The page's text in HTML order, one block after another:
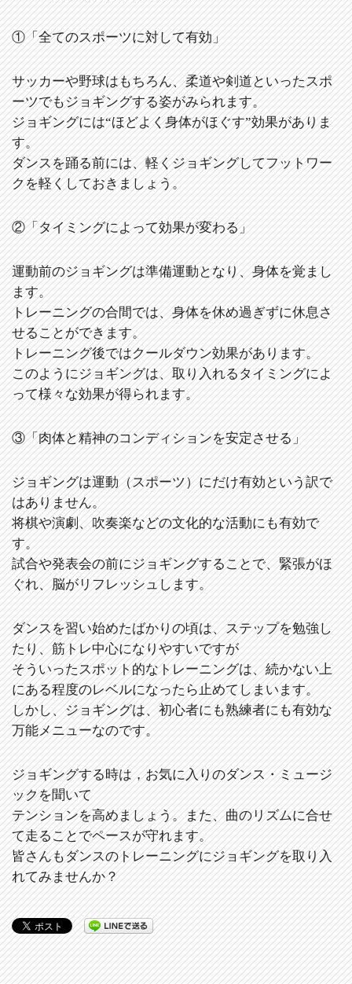
①「全てのスポーツに対して有効」
サッカーや野球はもちろん、柔道や剣道といったスポ
ーツでもジョギングする姿がみられます。
ジョギングには“ほどよく身体がほぐす”効果がありま
す。
ダンスを踊る前には、軽くジョギングしてフットワー
クを軽くしておきましょう。
②「タイミングによって効果が変わる」
運動前のジョギングは準備運動となり、身体を覚まし
ます。
トレーニングの合間では、身体を休め過ぎずに休息さ
せることができます。
トレーニング後ではクールダウン効果があります。
このようにジョギングは、取り入れるタイミングによ
って様々な効果が得られます。
③「肉体と精神のコンディションを安定させる」
ジョギングは運動（スポーツ）にだけ有効という訳で
はありません。
将棋や演劇、吹奏楽などの文化的な活動にも有効で
す。
試合や発表会の前にジョギングすることで、緊張がほ
ぐれ、脳がリフレッシュします。
ダンスを習い始めたばかりの頃は、ステップを勉強し
たり、筋トレ中心になりやすいですが
そういったスポット的なトレーニングは、続かない上
にある程度のレベルになったら止めてしまいます。
しかし、ジョギングは、初心者にも熟練者にも有効な
万能メニューなのです。
ジョギングする時は，お気に入りのダンス・ミュージ
ックを聞いて
テンションを高めましょう。また、曲のリズムに合せ
て走ることでペースが守れます。
皆さんもダンスのトレーニングにジョギングを取り入
れてみませんか？